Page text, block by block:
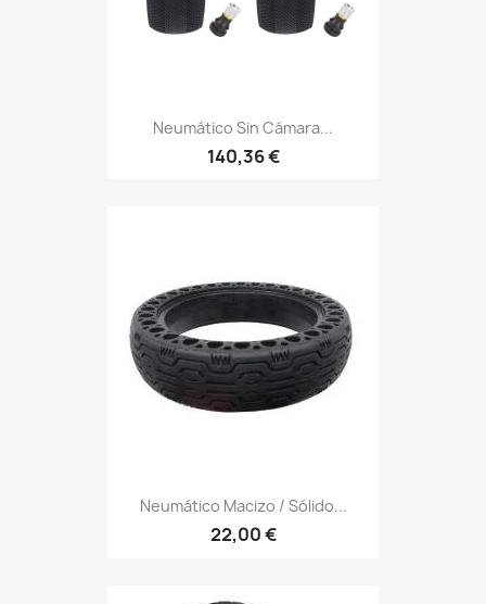
Neumático Sin Cámara...
140,36 €
Neumático Macizo / Sólido...
22,00 €